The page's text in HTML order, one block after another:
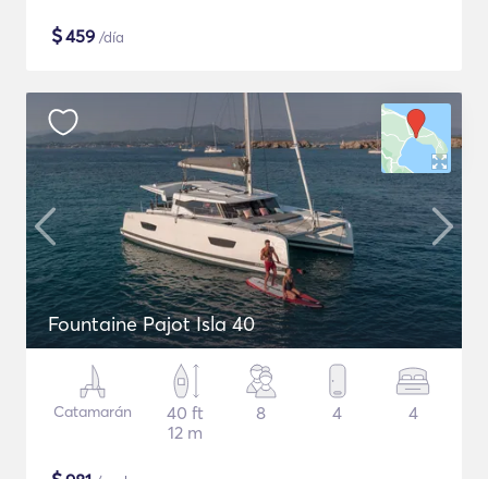
$459 /día
Fountaine Pajot Isla 40
Catamarán
40 ft
12 m
8 4 4